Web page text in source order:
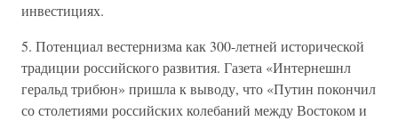
инвестициях.
5. Потенциал вестернизма как 300-летней исторической
традиции российского развития. Газета «Интернешнл
геральд трибюн» пришла к выводу, что «Путин покончил
со столетиями российских колебаний между Востоком и